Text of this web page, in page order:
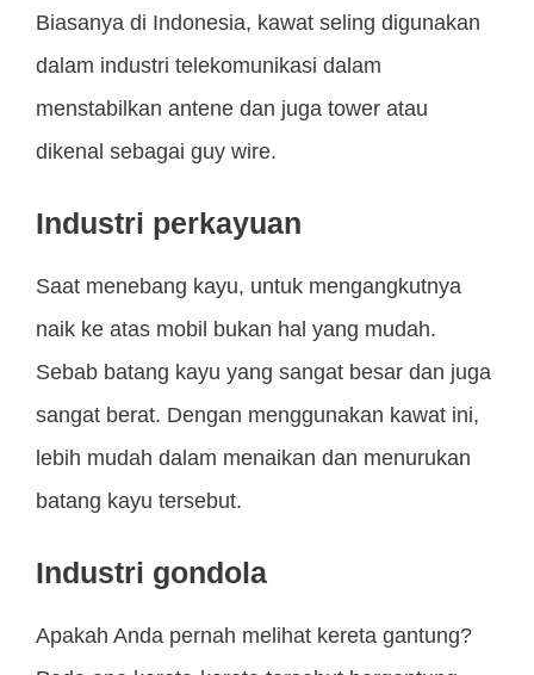
Biasanya di Indonesia, kawat seling digunakan
dalam industri telekomunikasi dalam
menstabilkan antene dan juga tower atau
dikenal sebagai guy wire.
Industri perkayuan
Saat menebang kayu, untuk mengangkutnya
naik ke atas mobil bukan hal yang mudah.
Sebab batang kayu yang sangat besar dan juga
sangat berat. Dengan menggunakan kawat ini,
lebih mudah dalam menaikan dan menurukan
batang kayu tersebut.
Industri gondola
Apakah Anda pernah melihat kereta gantung?